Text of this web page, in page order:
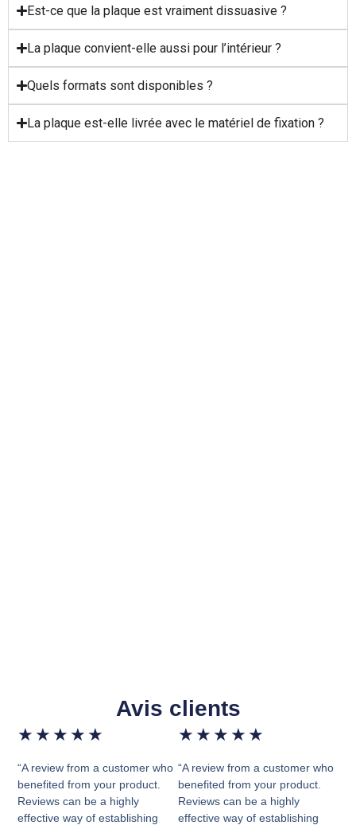
Est-ce que la plaque est vraiment dissuasive ?
La plaque convient-elle aussi pour l’intérieur ?
Quels formats sont disponibles ?
La plaque est-elle livrée avec le matériel de fixation ?
Avis clients
★ ★ ★ ★ ★
“A review from a customer who
benefited from your product.
Reviews can be a highly
effective way of establishing
★ ★ ★ ★ ★
“A review from a customer who
benefited from your product.
Reviews can be a highly
effective way of establishing